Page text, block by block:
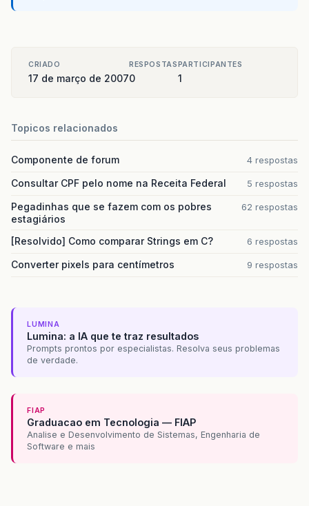
CRIADO
17 de março de 2007
RESPOSTAS
0
PARTICIPANTES
1
Topicos relacionados
Componente de forum 4 respostas
Consultar CPF pelo nome na Receita Federal 5 respostas
Pegadinhas que se fazem com os pobres
estagiários
62 respostas
[Resolvido] Como comparar Strings em C? 6 respostas
Converter pixels para centímetros 9 respostas
LUMINA
Lumina: a IA que te traz resultados
Prompts prontos por especialistas. Resolva seus problemas
de verdade.
FIAP
Graduacao em Tecnologia — FIAP
Analise e Desenvolvimento de Sistemas, Engenharia de
Software e mais